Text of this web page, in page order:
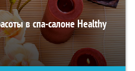
в спа-салоне Healthy